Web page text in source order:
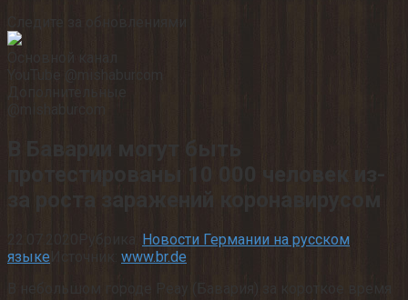
Следите за обновлениями
Основной канал
Дополнительные
В Баварии могут быть
протестированы 10 000 человек из-
Рубрика:
Новости Германии на русском
языке
www.br.de
В небольшом городе Реау (Бавария) за короткое время